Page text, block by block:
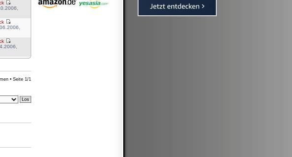
• Seite 1 /1